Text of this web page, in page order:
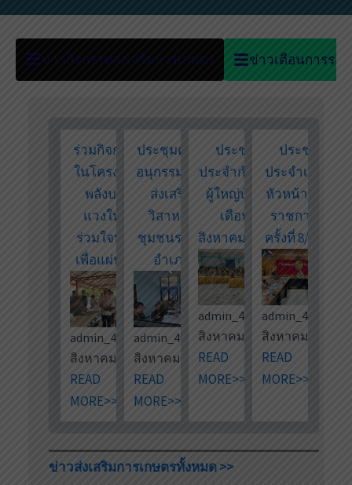
ข่าวกิจกรรมส่งเสริมการเกษตร ข่าวเตือนการระ
ร่วมกิจกรรม
ในโครงการ
พลังบวร
แวงใหญ่
ร่วมใจทำดี
เพื่อแผ่นดิน
admin_4013|6
สิงหาคม 2026
READ
MORE>>
ประชุมคณะ
อนุกรรมการ
ส่งเสริม
วิสาหกิจ
ชุมชนระดับ
อำเภอ
admin_4013|5
สิงหาคม 2026
READ
MORE>>
ประชุม
ประจำกำนัน
ผู้ใหญ่บ้าน
เดือน
สิงหาคม 2569
admin_4013|4
สิงหาคม 2026
READ
MORE>>
ประชุม
ประจำเดือน
หัวหน้าส่วน
ราชการ ฯ
ครั้งที่ 8/2569
admin_4013
สิงหาคม 2026
READ
MORE>>
ข่าวส่งเสริมการเกษตรทั้งหมด >>